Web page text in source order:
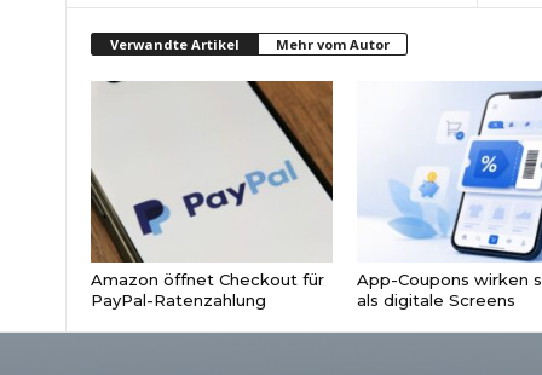
Verwandte Artikel Mehr vom Autor
Amazon öffnet Checkout für
PayPal-Ratenzahlung
App-Coupons wirken
als digitale Screens